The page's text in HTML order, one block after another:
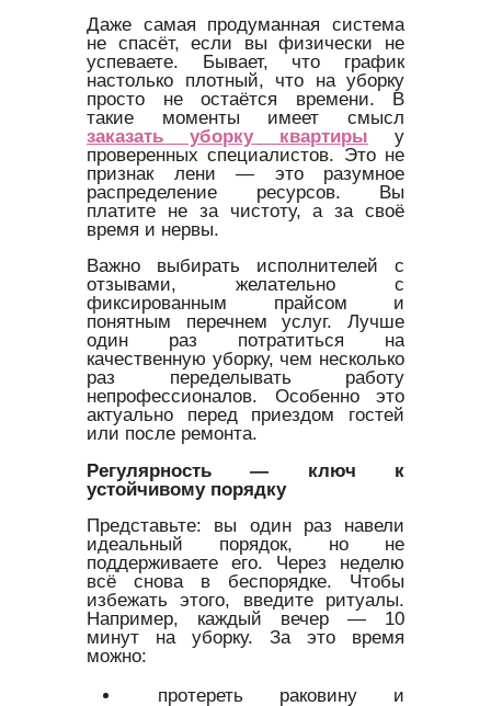
Даже самая продуманная система
не спасёт, если вы физически не
успеваете. Бывает, что график
настолько плотный, что на уборку
просто не остаётся времени. В
такие моменты имеет смысл
заказать уборку квартиры у
проверенных специалистов. Это не
признак лени — это разумное
распределение ресурсов. Вы
платите не за чистоту, а за своё
время и нервы.
Важно выбирать исполнителей с
отзывами, желательно с
фиксированным прайсом и
понятным перечнем услуг. Лучше
один раз потратиться на
качественную уборку, чем несколько
раз переделывать работу
непрофессионалов. Особенно это
актуально перед приездом гостей
или после ремонта.
Регулярность — ключ к
устойчивому порядку
Представьте: вы один раз навели
идеальный порядок, но не
поддерживаете его. Через неделю
всё снова в беспорядке. Чтобы
избежать этого, введите ритуалы.
Например, каждый вечер — 10
минут на уборку. За это время
можно:
протереть раковину и